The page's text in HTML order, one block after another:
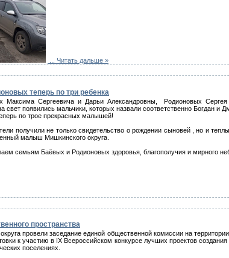
Читать дальше »
теперь по три ребенка
Максима Сергеевича и Дарьи Александровны, Родионовых
свет появились мальчики, которых назвали соответственно Богдан и
по трое прекрасных малышей!
получили не только свидетельство о рождении сыновей , но и
малыш Мишкинского округа.
семьям Баёвых и Родионовых здоровья, благополучия и мирного
пространства
провели заседание единой общественной комиссии на
к участию в IX Всероссийском конкурсе лучших проектов
поселениях.